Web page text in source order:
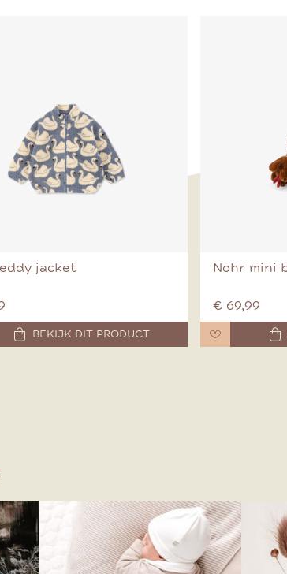
jacket
BEKIJK DIT PRODUCT
Nohr mini
€ 69,99